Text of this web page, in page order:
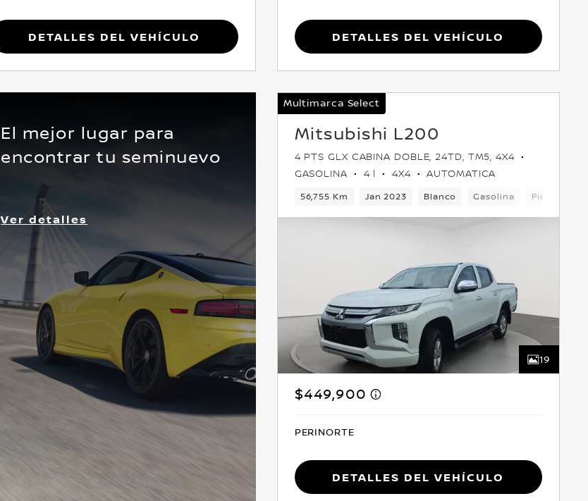
Detalles del vehículo Detalles del vehículo
El mejor lugar para
encontrar tu seminuevo
Ver detalles
Multimarca Select
Mitsubishi L200
4 PTS GLX CABINA DOBLE, 24TD, TM5, 4X4
GASOLINA
4 l 4X4 AUTOMATICA
56,755 Km Jan 2023 Blanco Gasolina Pick-up
19
$449,900
PERINORTE
Detalles del vehículo